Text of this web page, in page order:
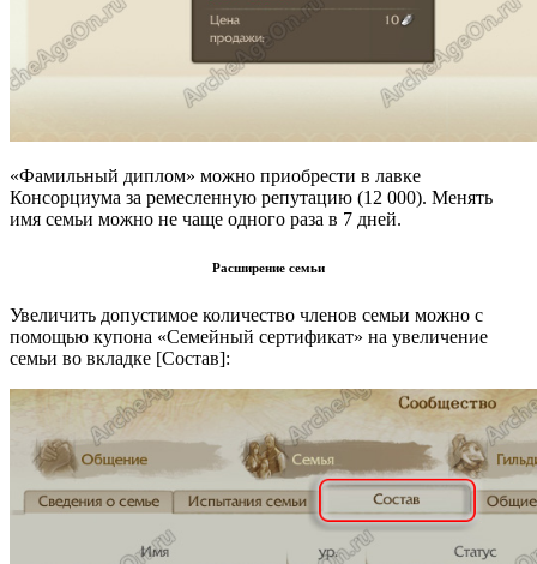
«Фамильный диплом» можно приобрести в лавке
Консорциума за ремесленную репутацию (12 000). Менять
имя семьи можно не чаще одного раза в 7 дней.
Расширение семьи
Увеличить допустимое количество членов семьи можно с
помощью купона «Семейный сертификат» на увеличение
семьи во вкладке [Состав]: